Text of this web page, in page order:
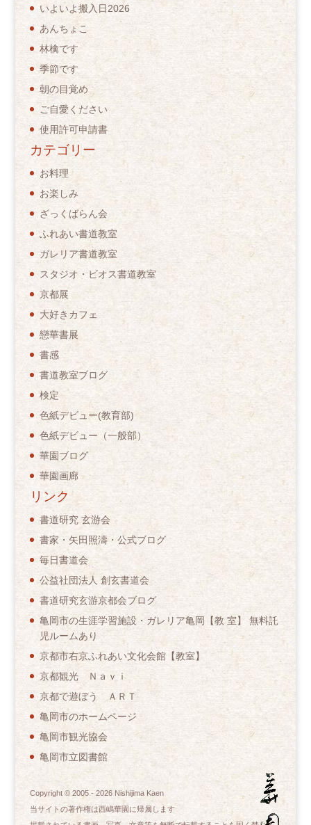
いよいよ搬入日2026
あんちょこ
林檎です
季節です
朝の目覚め
ご自愛ください
使用許可申請書
カテゴリー
お料理
お楽しみ
ざっくばらん会
ふれあい書道教室
ガレリア書道教室
スタジオ・ビオス書道教室
京都展
大好きカフェ
戀華書展
書感
書道教室ブログ
検定
色紙デビュー(教育部)
色紙デビュー（一般部）
華園ブログ
華園画廊
リンク
書道研究 玄游会
書家・矢田照濤・公式ブログ
毎日書道会
公益社団法人 創玄書道会
書道研究玄游京都会ブログ
亀岡市の生涯学習施設・ガレリア亀岡【教 室】 無料託
児ルームあり
京都市右京ふれあい文化会館【教室】
京都観光 Ｎａｖｉ
京都で遊ぼう ＡＲＴ
亀岡市のホームページ
亀岡市観光協会
亀岡市立図書館
Copyright © 2005 - 2026Nishijima Kaen
当サイトの著作権は西嶋華園に帰属します